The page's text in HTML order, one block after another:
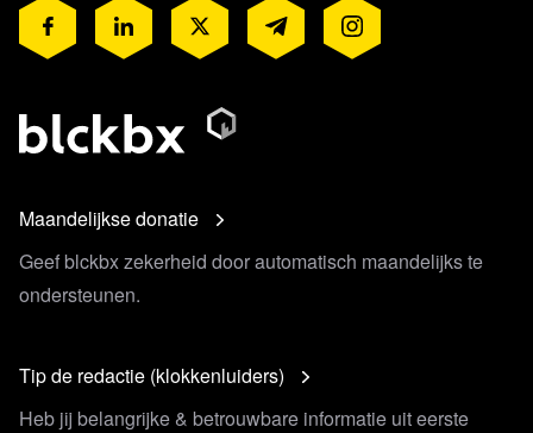
Maandelijkse donatie
Geef blckbx zekerheid door automatisch maandelijks te
ondersteunen.
Tip de redactie (klokkenluiders)
Heb jij belangrijke & betrouwbare informatie uit eerste